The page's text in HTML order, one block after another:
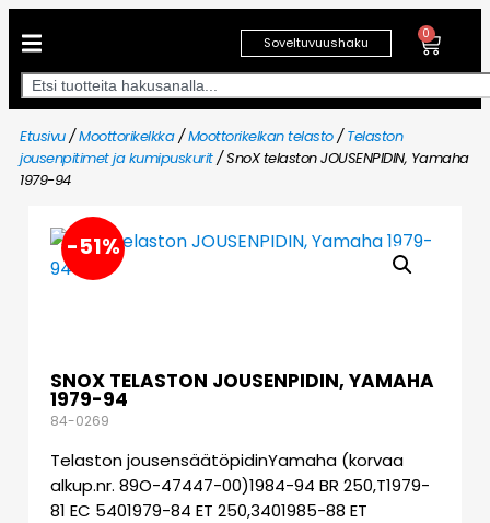
Soveltuvuushaku
0
Etusivu/Moottorikelkka/Moottorikelkan telasto/Telaston
jousenpitimet ja kumipuskurit/ SnoX telaston JOUSENPIDIN, Yamaha
1979-94
-51%
SNOX TELASTON JOUSENPIDIN, YAMAHA
1979-94
84-0269
Telaston jousensäätöpidinYamaha (korvaa
alkup.nr. 89O-47447-00)1984-94 BR 250,T1979-
81 EC 5401979-84 ET 250,3401985-88 ET